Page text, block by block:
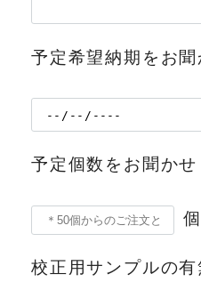
予定希望納期をお聞
予定個数をお聞かせ
個
校正用サンプルの有